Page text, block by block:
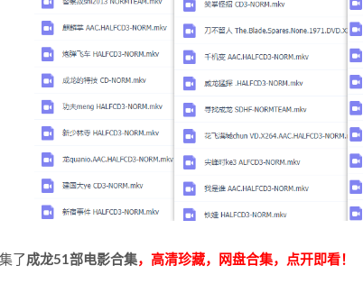
了 成龙51部电影合集，高清珍藏，网盘合集，点开即看！